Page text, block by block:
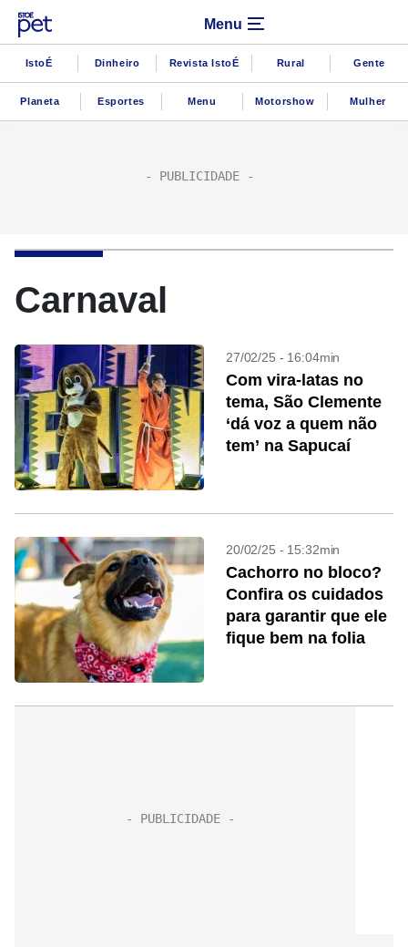
Menu
IstoÉ Dinheiro Revista IstoÉ Rural Gente
Planeta Esportes Menu Motorshow Mulher
Carnaval
27/02/25 - 16:04min
Com vira-latas no
tema, São Clemente
‘dá voz a quem não
tem’ na Sapucaí
20/02/25 - 15:32min
Cachorro no bloco?
Confira os cuidados
para garantir que ele
fique bem na folia